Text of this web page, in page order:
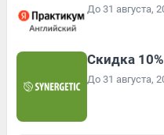
До 31 августа,
Скидка
До 31 августа,